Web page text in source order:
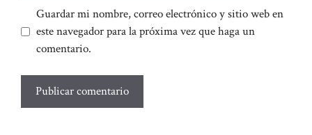
Guardar mi nombre, correo electrónico y sitio web en
este navegador para la próxima vez que haga un
comentario.